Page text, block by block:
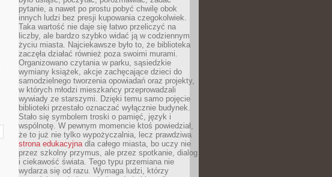
pytanie, a nawet po prostu pobyć chwilę obok
innych ludzi bez presji kupowania czegokolwiek.
Taka wartość nie daje się łatwo przeliczyć na
liczby, ale bardzo szybko widać ją w codziennym
życiu miasta. Najciekawsze było to, że biblioteka
zaczęła działać również poza swoimi murami.
Organizowano czytania w parku, sąsiedzkie
wymiany książek, akcje zachęcające dzieci do
samodzielnego tworzenia opowiadań oraz projekty,
w których młodzi mieszkańcy przeprowadzali
wywiady ze starszymi. Dzięki temu samo pojęcie
biblioteki przestało oznaczać wyłącznie budynek.
Stało się symbolem troski o pamięć, język i
wspólnotę. W pewnym momencie ktoś powiedział,
że to już nie tylko wypożyczalnia, lecz prawdziwa
strona edukacyjnadla całego miasta, bo uczy nie
przez szkolny przymus, ale przez spotkanie, dialog
i ciekawość świata. Tego typu przemiana nie
wydarza się od razu. Wymaga ludzi, którzy